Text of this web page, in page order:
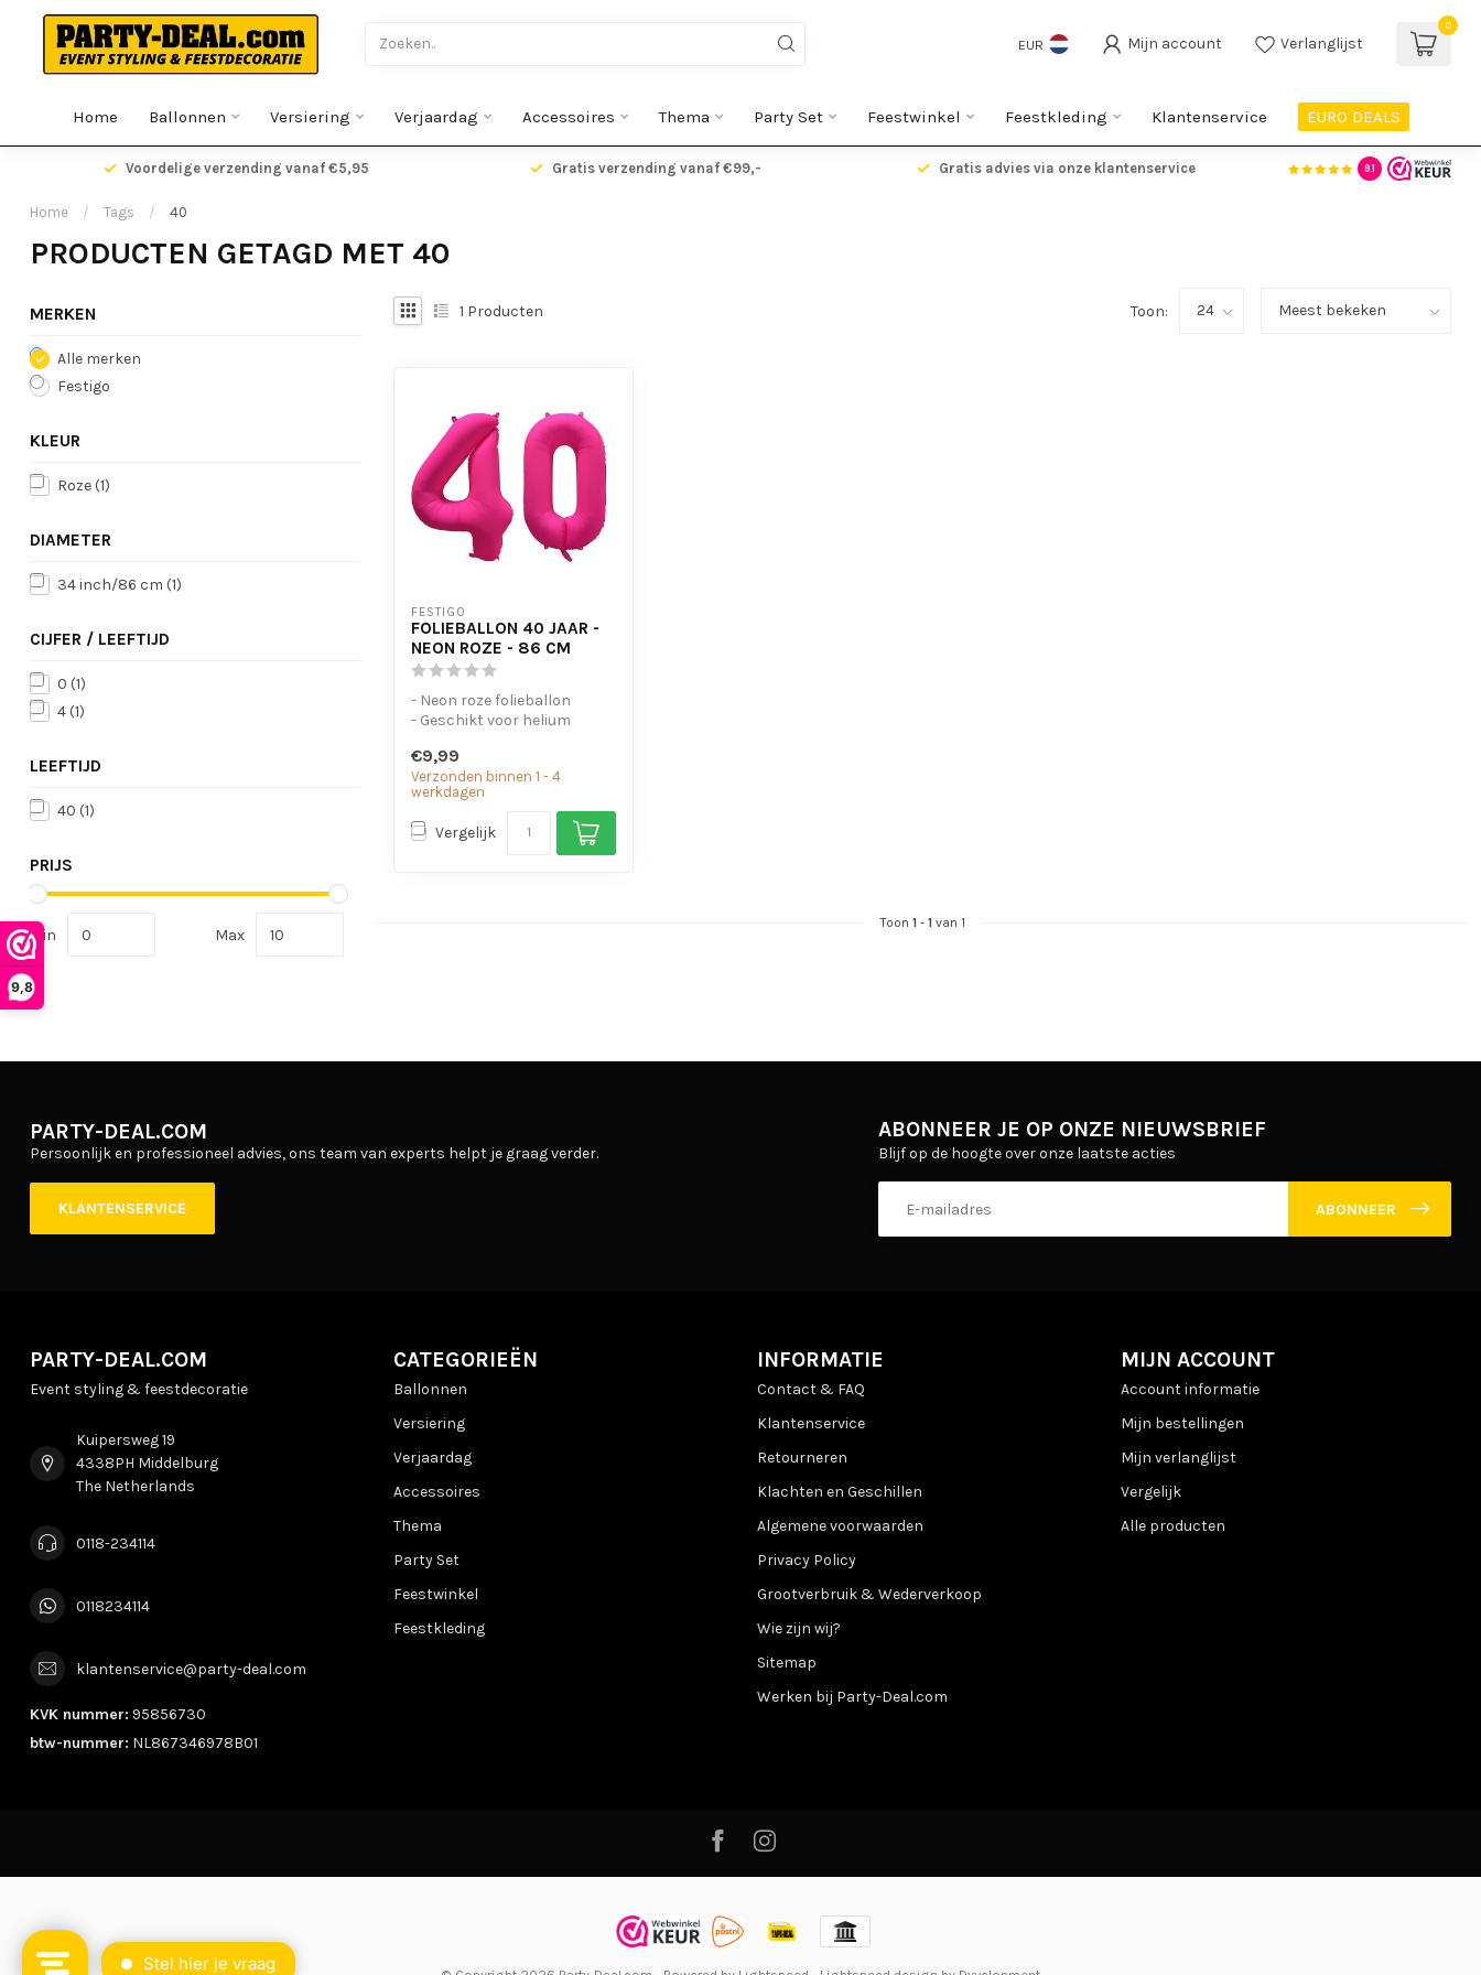
9,8
EUR Mijn account Verlanglijst
0
Home Ballonnen Versiering Verjaardag Accessoires Thema Party Set Feestwinkel Feestkleding Klantenservice EURO DEALS
Voordelige verzending vanaf €5,95 Gratis verzending vanaf €99,- Gratis advies via onze klantenservice 9.1
Home / Tags / 40
PRODUCTEN GETAGD MET 40
MERKEN
Alle merken
Festigo
KLEUR
Roze (1)
DIAMETER
34 inch/86 cm (1)
CIJFER / LEEFTIJD
0 (1)
4 (1)
LEEFTIJD
40 (1)
PRIJS
Min Max
1 Producten Toon:
FESTIGO
FOLIEBALLON 40 JAAR -
NEON ROZE - 86 CM
- Neon roze folieballon
- Geschikt voor helium
op te...
€9,99
Verzonden binnen 1 - 4
werkdagen
Vergelijk
Toon 1- 1van 1
PARTY-DEAL.COM
Persoonlijk en professioneel advies, ons team van experts helpt je graag verder.
KLANTENSERVICE
ABONNEER JE OP ONZE NIEUWSBRIEF
Blijf op de hoogte over onze laatste acties
ABONNEER
PARTY-DEAL.COM
Event styling & feestdecoratie
Kuipersweg 19
4338PH Middelburg
The Netherlands
0118-234114
0118234114
klantenservice@party-deal.com
KVK nummer: 95856730
btw-nummer: NL867346978B01
CATEGORIEËN
Ballonnen
Versiering
Verjaardag
Accessoires
Thema
Party Set
Feestwinkel
Feestkleding
INFORMATIE
Contact & FAQ
Klantenservice
Retourneren
Klachten en Geschillen
Algemene voorwaarden
Privacy Policy
Grootverbruik & Wederverkoop
Wie zijn wij?
Sitemap
Werken bij Party-Deal.com
MIJN ACCOUNT
Account informatie
Mijn bestellingen
Mijn verlanglijst
Vergelijk
Alle producten